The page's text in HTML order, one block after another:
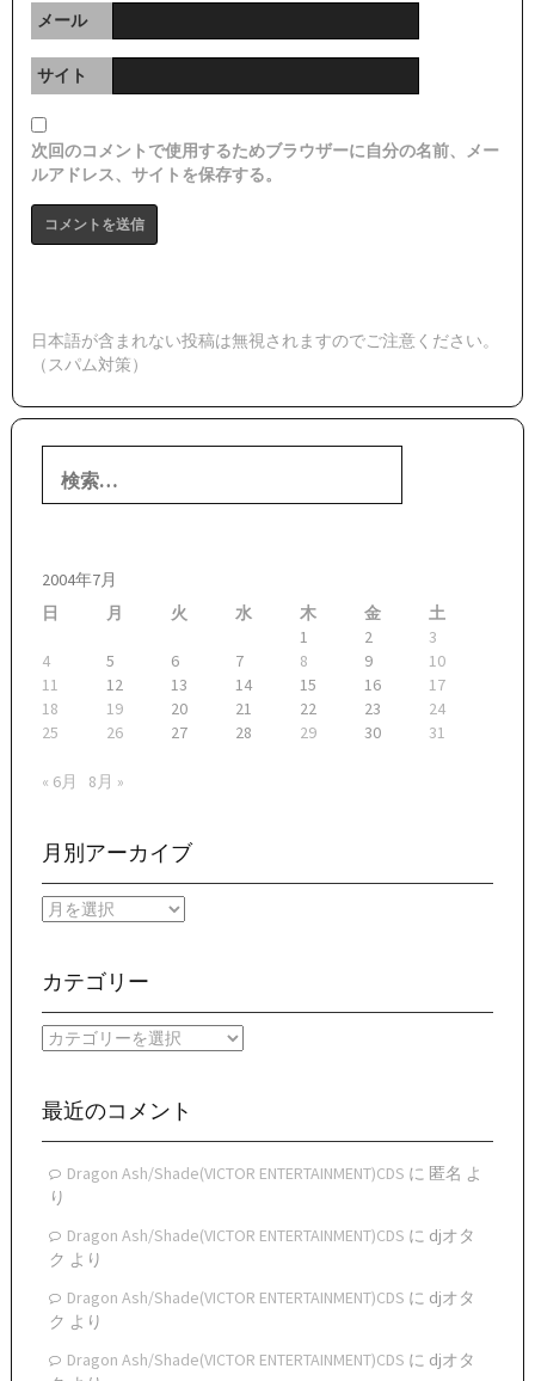
メール
サイト
次回のコメントで使用するためブラウザーに自分の名前、メー
ルアドレス、サイトを保存する。
日本語が含まれない投稿は無視されますのでご注意ください。
（スパム対策）
索:
2004年7月
日
月 火 水 木 金
土
1
2
3
4
5 6 7 8 9
10
11
12 13 14 15 16
17
18
19 20 21 22 23
24
25
26 27 28 29 30 31
« 6月 8月 »
月別アーカイブ
月
ー
イ
ブ
カテゴリー
カ
リ
最近のコメント
Dragon Ash/Shade(VICTOR ENTERTAINMENT)CDS に 匿名 よ
り
Dragon Ash/Shade(VICTOR ENTERTAINMENT)CDS に djオタ
ク より
Dragon Ash/Shade(VICTOR ENTERTAINMENT)CDS に djオタ
ク より
Dragon Ash/Shade(VICTOR ENTERTAINMENT)CDS に djオタ